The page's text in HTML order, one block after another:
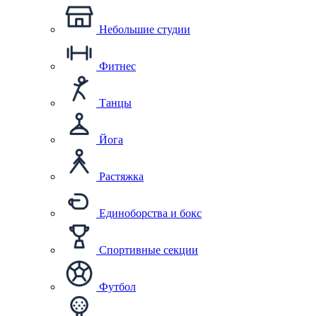
Небольшие студии
Фитнес
Танцы
Йога
Растяжка
Единоборства и бокс
Спортивные секции
Футбол